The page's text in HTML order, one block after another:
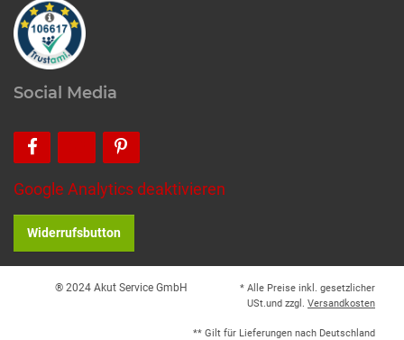
Social Media
Google Analytics deaktivieren
Widerrufsbutton
® 2024 Akut Service GmbH
* Alle Preise inkl. gesetzlicher
USt.und zzgl. Versandkosten
** Gilt für Lieferungen nach Deutschland